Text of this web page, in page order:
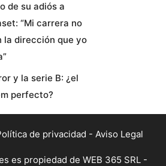
de su adiós a
“Mi carrera no
la dirección que yo
y la serie B: ¿el
perfecto?
de privacidad - Aviso Legal
es propiedad de WEB 365 SRL -